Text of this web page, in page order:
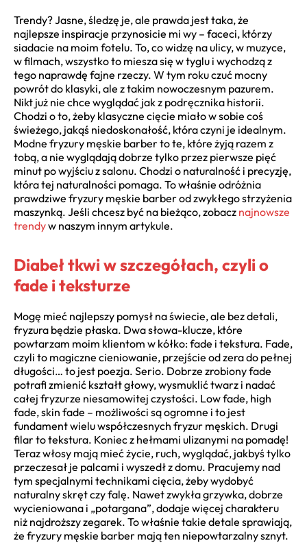
Trendy? Jasne, śledzę je, ale prawda jest taka, że
najlepsze inspiracje przynosicie mi wy – faceci, którzy
siadacie na moim fotelu. To, co widzę na ulicy, w muzyce,
w filmach, wszystko to miesza się w tyglu i wychodzą z
tego naprawdę fajne rzeczy. W tym roku czuć mocny
powrót do klasyki, ale z takim nowoczesnym pazurem.
Nikt już nie chce wyglądać jak z podręcznika historii.
Chodzi o to, żeby klasyczne cięcie miało w sobie coś
świeżego, jakąś niedoskonałość, która czyni je idealnym.
Modne fryzury męskie barber to te, które żyją razem z
tobą, a nie wyglądają dobrze tylko przez pierwsze pięć
minut po wyjściu z salonu. Chodzi o naturalność i precyzję,
która tej naturalności pomaga. To właśnie odróżnia
prawdziwe fryzury męskie barber od zwykłego strzyżenia
maszynką. Jeśli chcesz być na bieżąco, zobacz najnowsze
trendyw naszym innym artykule.
Diabeł tkwi w szczegółach, czyli o
fade i teksturze
Mogę mieć najlepszy pomysł na świecie, ale bez detali,
fryzura będzie płaska. Dwa słowa-klucze, które
powtarzam moim klientom w kółko: fade i tekstura. Fade,
czyli to magiczne cieniowanie, przejście od zera do pełnej
długości… to jest poezja. Serio. Dobrze zrobiony fade
potrafi zmienić kształt głowy, wysmuklić twarz i nadać
całej fryzurze niesamowitej czystości. Low fade, high
fade, skin fade – możliwości są ogromne i to jest
fundament wielu współczesnych fryzur męskich. Drugi
filar to tekstura. Koniec z hełmami ulizanymi na pomadę!
Teraz włosy mają mieć życie, ruch, wyglądać, jakbyś tylko
przeczesał je palcami i wyszedł z domu. Pracujemy nad
tym specjalnymi technikami cięcia, żeby wydobyć
naturalny skręt czy falę. Nawet zwykła grzywka, dobrze
wycieniowana i „potargana”, dodaje więcej charakteru
niż najdroższy zegarek. To właśnie takie detale sprawiają,
że fryzury męskie barber mają ten niepowtarzalny sznyt.